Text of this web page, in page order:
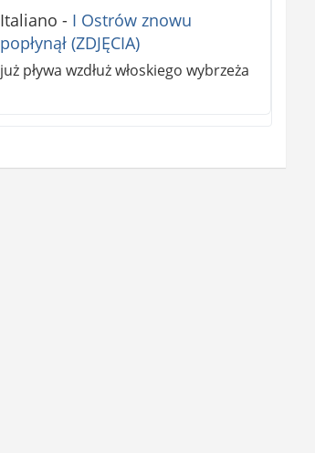
Italiano - I Ostrów znowu
popłynął (ZDJĘCIA)
już pływa wzdłuż włoskiego wybrzeża